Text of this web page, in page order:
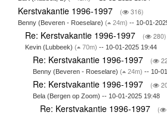
Kerstvakantie 1996-1997 ( 316)
Benny (Beveren - Roeselare) ( 24m) -- 10-01-
Re: Kerstvakantie 1996-1997 ( 280)
Kevin (Lubbeek)( 70m) -- 10-01-2025 19:44
Re: Kerstvakantie 1996-1997 (
Benny (Beveren - Roeselare) ( 24m) -- 10-
Re: Kerstvakantie 1996-1997 (
Bela (Bergen op Zoom) -- 10-01-2025 19:48
Re: Kerstvakantie 1996-1997 (